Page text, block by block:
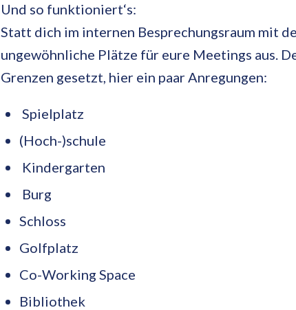
Und so funktioniert‘s:
Statt dich im internen Besprechungsraum mit
ungewöhnliche Plätze für eure Meetings aus.
Grenzen gesetzt, hier ein paar Anregungen:
Spielplatz
(Hoch-)schule
Kindergarten
Burg
Schloss
Golfplatz
Co-Working Space
Bibliothek